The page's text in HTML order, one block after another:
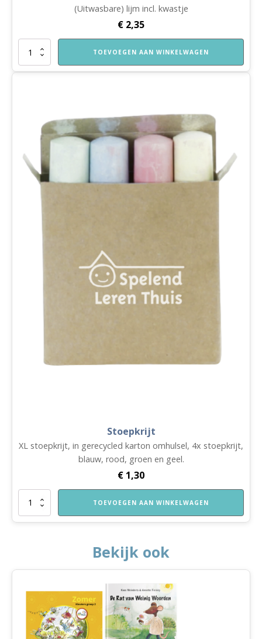
Bekijk ook
(Uitwasbare) lijm incl. kwastje
€ 2,35
Lijm
kwastje
TOEVOEGEN AAN WINKELWAGEN
Stoepkrijt
XL stoepkrijt, in gerecycled karton omhulsel, 4x stoepkrijt,
blauw, rood, groen en geel.
€ 1,30
Stoepkrijt
TOEVOEGEN AAN WINKELWAGEN